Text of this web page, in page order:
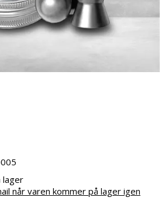
lager
når varen kommer på lager igen